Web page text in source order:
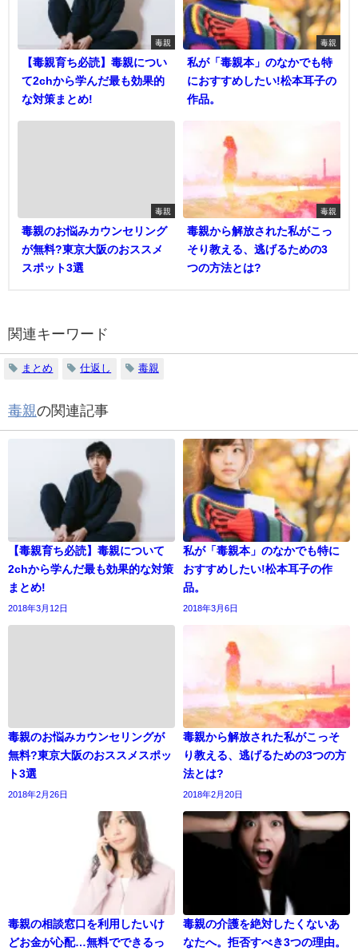
毒親
【毒親育ち必読】毒親につい
て2chから学んだ最も効果的
な対策まとめ!
毒親
私が「毒親本」のなかでも特
におすすめしたい!松本耳子の
作品。
毒親
毒親のお悩みカウンセリング
が無料?東京大阪のおススメ
スポット3選
毒親
毒親から解放された私がこっ
そり教える、逃げるための3
つの方法とは?
関連キーワード
まとめ 仕返し 毒親
毒親の関連記事
【毒親育ち必読】毒親について
2chから学んだ最も効果的な対策
まとめ!
2018年3月12日
私が「毒親本」のなかでも特に
おすすめしたい!松本耳子の作
品。
2018年3月6日
毒親のお悩みカウンセリングが
無料?東京大阪のおススメスポッ
ト3選
2018年2月26日
毒親から解放された私がこっそ
り教える、逃げるための3つの方
法とは?
2018年2月20日
毒親の相談窓口を利用したいけ
どお金が心配…無料でできるっ
毒親の介護を絶対したくないあ
なたへ。拒否すべき3つの理由。